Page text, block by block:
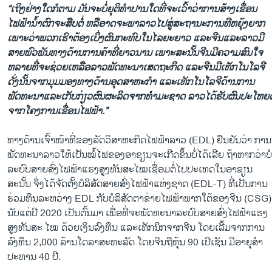
“ເຖິງຢ່າງໃດກໍຕາມ ມັນຈະບໍ່ຍຸຕິທຳປານໃດທີ່ຈະເວົ້າວ່າການສ້າງເຂື່ອນ
ໄຟຟ້ານໍ້າຕົກຈະສືບຕໍ່ ຫລືອາດຈະພາລາວໄປສູ່ສະຖານະການທີຫຍຸ້ງຍາກ
ເພາະວ່າພວກເຮົາຕ້ອງເບິ່ງຜົນກະທົບໃນໄລຍະຍາວ ແລະຈີນແລະລາວມີ
ສາຍພົວພັນທາງດ້ານການຄ້າທີ່ຍາວນານ ເພາະສະນັ້ນຈີນມີຄວາມສົນໃຈ
ຫລາຍທີ່ຈະຊ່ວຍເຫລືອລາວພັດທະນາເສດຖະກິດ ແລະຈີນມີເທັກໂນໂລຈີ
ດັ່ງນັ້ນຈາກມຸມມອງທາງດ້ານອຸດສາຫະກຳ ແລະເທັກໂນໂລຈີດ້ານການ
ພັດທະນາແລະເກັບກ່ຽວຜົນຜະລິດຈາກທຳມະຊາດ ລາວໄດ້ຮັບຜົນປະໂຫ
ຈາກໂຄງການເຂື່ອນໄຟຟ້າ.”
ທາງດ້ານເຈົ້າໜ້າທີ່ຂອງລັດວິສາຫະກິດໄຟຟ້າລາວ (EDL) ຢືນຢັນວ່າ ການ
ພັດທະນາລາວໃຫ້ເປັນໝໍ້ໄຟຂອງອາຊຽນຈະເກີດຂຶ້ນບໍ່ໄດ້ເລີຍ ຖ້າຫາກວ່າ
ລະບົບສາຍສົ່ງໄຟຟ້າແຮງສູງທັນສະໄໝເຊື່ອມຕໍ່ໄປປະເທດໃນອາຊຽນ
ສະນັ້ນ ຈຶ່ງໄດ້ຈັດຕັ້ງບໍລິສັດສາຍສົ່ງໄຟຟ້າແຫ່ງຊາດ (EDL-T) ທີ່ເປັນການ
ຮ່ວມທຶນລະຫວ່າງ EDL ກັບບໍລິສັດຕາຂ່າຍໄຟຟ້າພາກໃຕ້ຂອງຈີນ (CSG)
ນັບແຕ່ປີ 2020 ເປັນຕົ້ນມາ ເພື່ອທີ່ຈະພັດທະນາລະບົບສາຍສົ່ງໄຟຟ້າແຮງ
ສູງທັນສະ ໄໝ ດ້ວຍເງິນລົງທຶນ ແລະເທັກນິກຈາກຈີນ ໂດຍເລີ້ມຈາກການ
ລົງທຶນ 2,000 ລ້ານໂດລາສະຫະລັດ ໂດຍຈີນຖືຫຸ້ນ 90 ເປີເຊັນ ມີອາຍຸສຳ
ປະທານ 40 ປີ.